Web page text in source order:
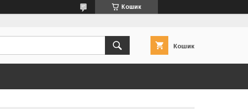
Кошик
Кошик